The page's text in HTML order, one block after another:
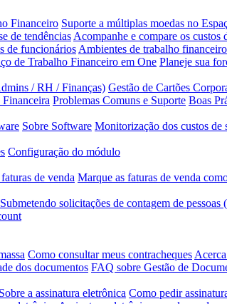
Financeiro Suporte a múltiplas moedas no
de tendências Acompanhe e compare os
de funcionários Ambientes de trabalho
de Trabalho Financeiro em One Planeje sua
/ RH / Finanças) Gestão de Cartões
Financeira Problemas Comuns e Suporte Boas
Sobre Software Monitorização dos custos de
Configuração do módulo
de venda Marque as faturas de venda
Submetendo solicitações de contagem de
Como consultar meus contracheques
dos documentos FAQ sobre Gestão de
Sobre a assinatura eletrônica Como pedir